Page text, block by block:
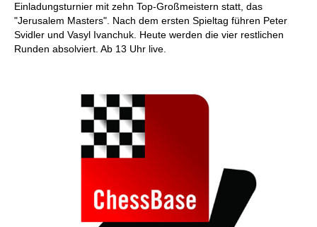
Einladungsturnier mit zehn Top-Großmeistern statt, das
"Jerusalem Masters". Nach dem ersten Spieltag führen Peter
Svidler und Vasyl Ivanchuk. Heute werden die vier restlichen
Runden absolviert. Ab 13 Uhr live.